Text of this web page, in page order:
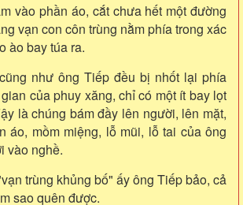
vào phần áo, cắt chưa hết một đường
vạn con côn trùng nằm phía trong xác
ào bay túa ra.
như ông Tiếp đều bị nhốt lại phía
của phuy xăng, chỉ có một ít bay lọt
là chúng bám đầy lên người, lên mặt,
áo, mồm miệng, lỗ mũi, lỗ tai của ông
vào nghề.
trùng khủng bố" ấy ông Tiếp bảo, cả
sao quên được.